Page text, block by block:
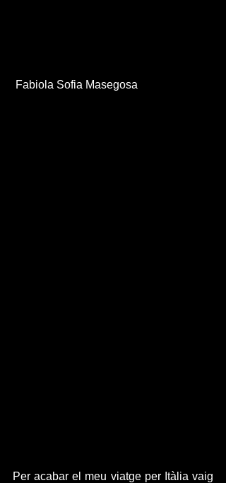
Fabiola Sofia Masegosa
Per acabar el meu viatge per Itàlia vaig